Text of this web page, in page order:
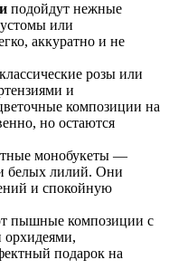
подойдут нежные
или
аккуратно и не
розы или
и
композиции на
но остаются
монобукеты —
белых лилий. Они
и спокойную
пышные композиции с
орхидеями,
подарок на